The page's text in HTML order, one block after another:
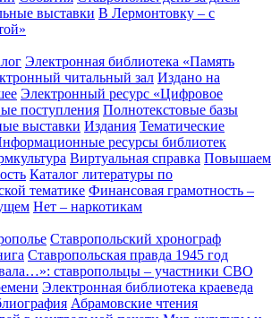
выставки В Лермонтовку – с
Электронная библиотека «Память
читальный зал Издано на
Электронный ресурс «Цифровое
поступления Полнотекстовые базы
выставки Издания Тематические
ресурсы библиотек
Виртуальная справка Повышаем
Каталог литературы по
тематике Финансовая грамотность –
Нет – наркотикам
Ставропольский хронограф
Ставропольская правда 1945 год
ставропольцы – участники СВО
Электронная библиотека краеведа
Абрамовские чтения